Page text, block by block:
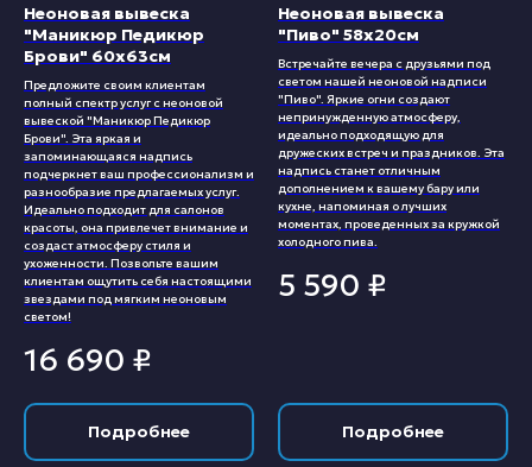
Неоновая вывеска
"Маникюр Педикюр
Брови" 60х63см
Предложите своим клиентам
полный спектр услуг с неоновой
вывеской "Маникюр Педикюр
Брови". Эта яркая и
запоминающаяся надпись
подчеркнет ваш профессионализм и
разнообразие предлагаемых услуг.
Идеально подходит для салонов
красоты, она привлечет внимание и
создаст атмосферу стиля и
ухоженности. Позвольте вашим
клиентам ощутить себя настоящими
звездами под мягким неоновым
светом!
16 690 ₽
Подробнее
Неоновая вывеска
"Пиво" 58х20см
Встречайте вечера с друзьями под
светом нашей неоновой надписи
"Пиво". Яркие огни создают
непринужденную атмосферу,
идеально подходящую для
дружеских встреч и праздников. Эта
надпись станет отличным
дополнением к вашему бару или
кухне, напоминая о лучших
моментах, проведенных за кружкой
холодного пива.
5 590 ₽
Подробнее